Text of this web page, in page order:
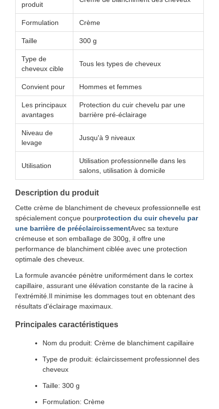
produit
Formulation Crème
Taille 300 g
Type de
cheveux cible
Tous les types de cheveux
Convient pour Hommes et femmes
Les principaux
avantages
Protection du cuir chevelu par une
barrière pré-éclairage
Niveau de
levage
Jusqu'à 9 niveaux
Utilisation
Utilisation professionnelle dans les
salons, utilisation à domicile
Description du produit
Cette crème de blanchiment de cheveux professionnelle est
spécialement conçue pourprotection du cuir chevelu par
une barrière de prééclaircissementAvec sa texture
crémeuse et son emballage de 300g, il offre une
performance de blanchiment ciblée avec une protection
optimale des cheveux.
La formule avancée pénètre uniformément dans le cortex
capillaire, assurant une élévation constante de la racine à
l'extrémité.Il minimise les dommages tout en obtenant des
résultats d'éclairage maximaux.
Principales caractéristiques
Nom du produit: Crème de blanchiment capillaire
Type de produit: éclaircissement professionnel des
cheveux
Taille: 300 g
Formulation: Crème